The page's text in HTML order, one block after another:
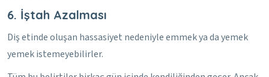
6. İştah Azalması
Diş etinde oluşan hassasiyet nedeniyle emmek ya da yemek
yemek istemeyebilirler.